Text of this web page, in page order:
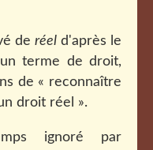
de réel d'après le
terme de droit,
de « reconnaître
droit réel ».
ignoré par